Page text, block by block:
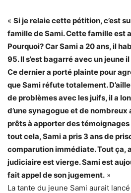
« Si je relaie cette pétition, c’est
famille de Sami. Cette famille est
Pourquoi? Car Sami a 20 ans, il
95. Il s’est bagarré avec un jeune
Ce dernier a porté plainte pour
que Sami réfute totalement.
de problèmes avec les juifs, il a
d’une synagogue et de
prêts à apporter des
tout cela, Sami a pris 3 ans de
comparution immédiate. Tout ça,
judiciaire est vierge. Sami est
fait appel de son jugement. »
La tante du jeune Sami aurait